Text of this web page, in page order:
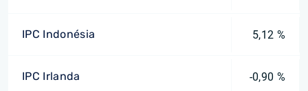
IPC Indonésia 5,12 %
IPC Irlanda -0,90 %